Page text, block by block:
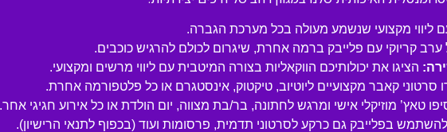
ליווי מקצועי שנשמע מעולה בכל מערכת הגברה.
ערב קריוקי עם פלייבק ברמה אחרת, שיגרום לכולם להרגיש כוכבים.
הציגו את יכולותיכם הווקאליות בצורה המיטבית עם ליווי מרשים ומקצועי.
סרטוני קאבר מקצועיים ליוטיוב, טיקטוק, אינסטגרם או כל פלטפורמה אחרת.
טאץ’ מוזיקלי אישי ומרגש לחתונה, בר/בת מצווה, יום הולדת או כל אירוע חגיגי אחר.
להשתמש בפלייבק גם כרקע לסרטוני תדמית, פרסומות ועוד (בכפוף לתנאי הרישיון).